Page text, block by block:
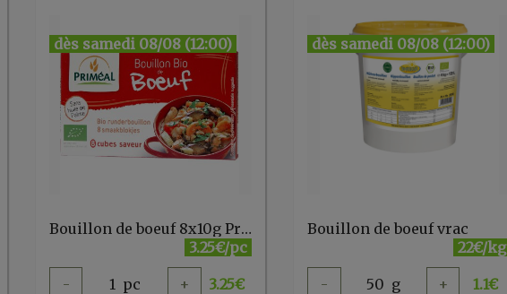
dès samedi 08/08 (12:00)
Bouillon de boeuf 8x10g Priméal
3.25€/pc
- 1 pc + 3.25€
dès samedi 08/08 (12:00)
Bouillon de boeuf vrac
22€/kg
- 50 g + 1.1€